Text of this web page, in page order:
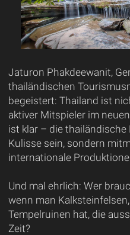
Jaturon Phakdeewanit,
thailändischen
begeistert: Thailand ist
aktiver Mitspieler im
ist klar – die
Kulisse sein, sondern
internationale
Und mal ehrlich: Wer
wenn man
Tempelruinen hat, die
Zeit?